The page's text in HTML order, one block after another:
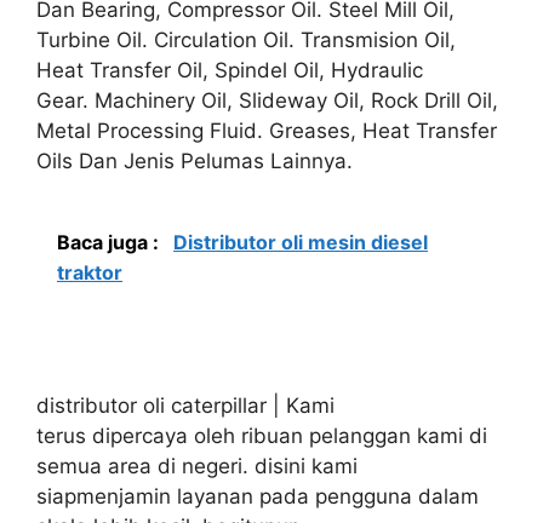
Dan Bearing, Compressor Oil. Steel Mill Oil,
Turbine Oil. Circulation Oil. Transmision Oil,
Heat Transfer Oil, Spindel Oil, Hydraulic
Gear. Machinery Oil, Slideway Oil, Rock Drill Oil,
Metal Processing Fluid. Greases, Heat Transfer
Oils Dan Jenis Pelumas Lainnya.
Baca juga :
Distributor oli mesin diesel
traktor
distributor oli caterpillar | Kami
terus dipercaya oleh ribuan pelanggan kami di
semua area di negeri. disini kami
siapmenjamin layanan pada pengguna dalam